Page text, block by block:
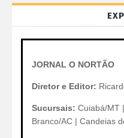
JORNAL O NORTÃO
Diretor e Editor:
Sucursais: Cuiabá/MT
Branco/AC | Candeias